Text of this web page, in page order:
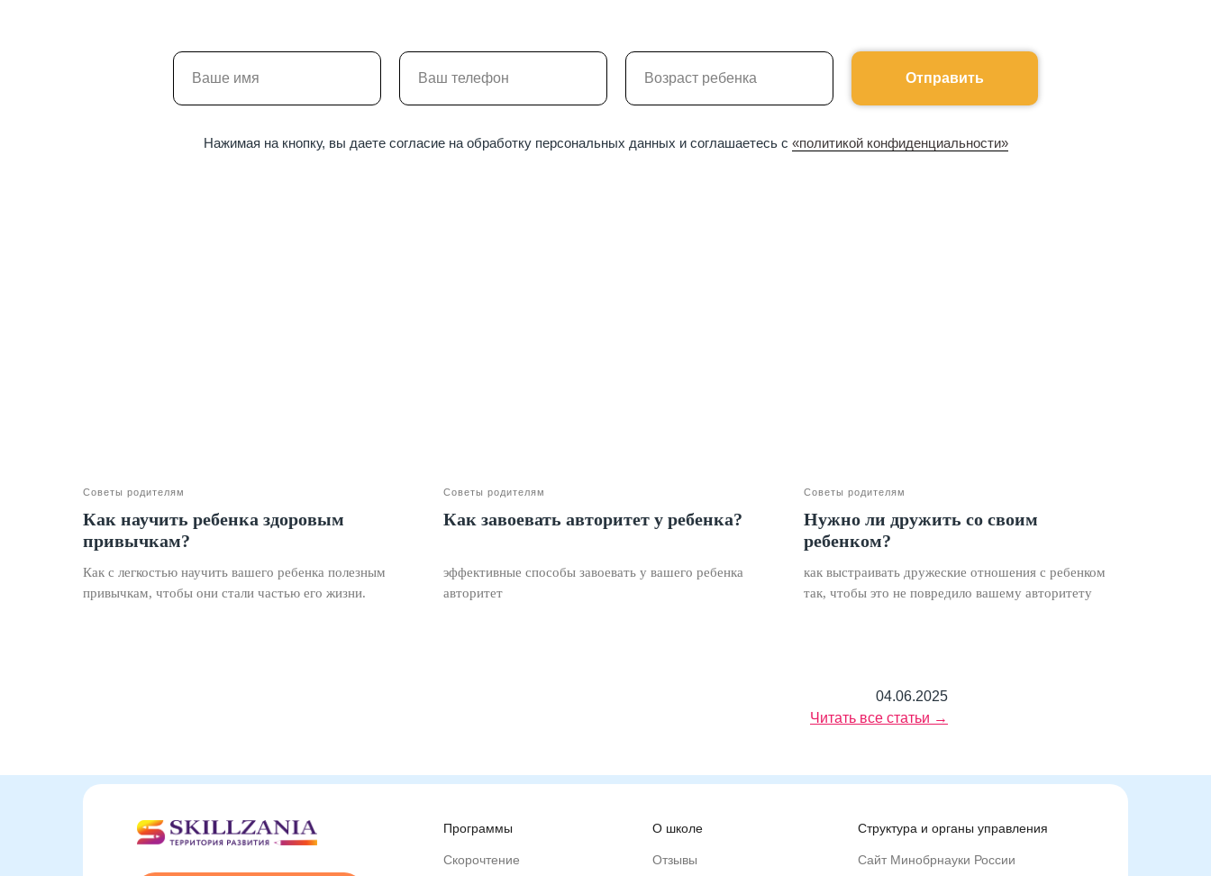
Отправить
Нажимая на кнопку, вы даете согласие на обработку персональных данных и соглашаетесь c «политикой конфиденциальности»
Советы родителям
Как научить ребенка здоровым
привычкам?
Как с легкостью научить вашего ребенка полезным
привычкам, чтобы они стали частью его жизни.
Советы родителям
Как завоевать авторитет у ребенка?
эффективные способы завоевать у вашего ребенка
авторитет
Советы родителям
Нужно ли дружить со своим
ребенком?
как выстраивать дружеские отношения с ребенком
так, чтобы это не повредило вашему авторитету
04.06.2025
Читать все статьи →
Скорочтение Отзывы
Программы О школе Структура и органы управления
Сайт Минобрнауки России